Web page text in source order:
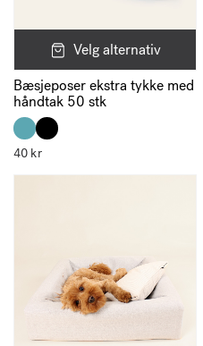
Velg alternativ
Bæsjeposer ekstra tykke med
håndtak 50 stk
40 kr